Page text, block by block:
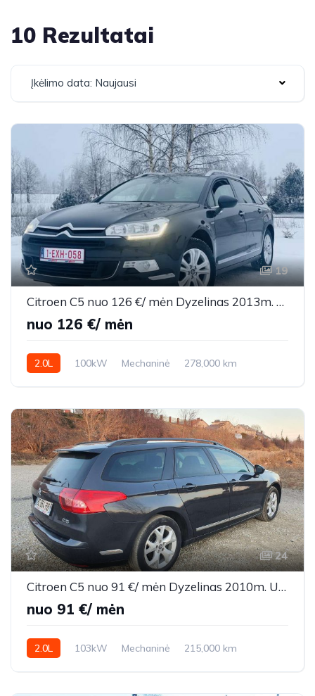
10 Rezultatai
Įkėlimo data: Naujausi
19
Citroen C5 nuo 126 €/ mėn Dyzelinas 2013m. Universalas Mechaninė
nuo 126 €/ mėn
2.0L 100kW Mechaninė
278,000 km
24
Citroen C5 nuo 91 €/ mėn Dyzelinas 2010m. Universalas Mechaninė
nuo 91 €/ mėn
2.0L 103kW Mechaninė
215,000 km